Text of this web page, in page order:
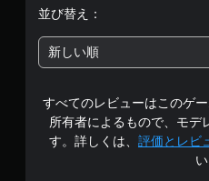
並び替え：
新しい順
すべてのレビューはこのゲ
所有者によるもので、モデ
す。詳しくは、 評価とレビ
い